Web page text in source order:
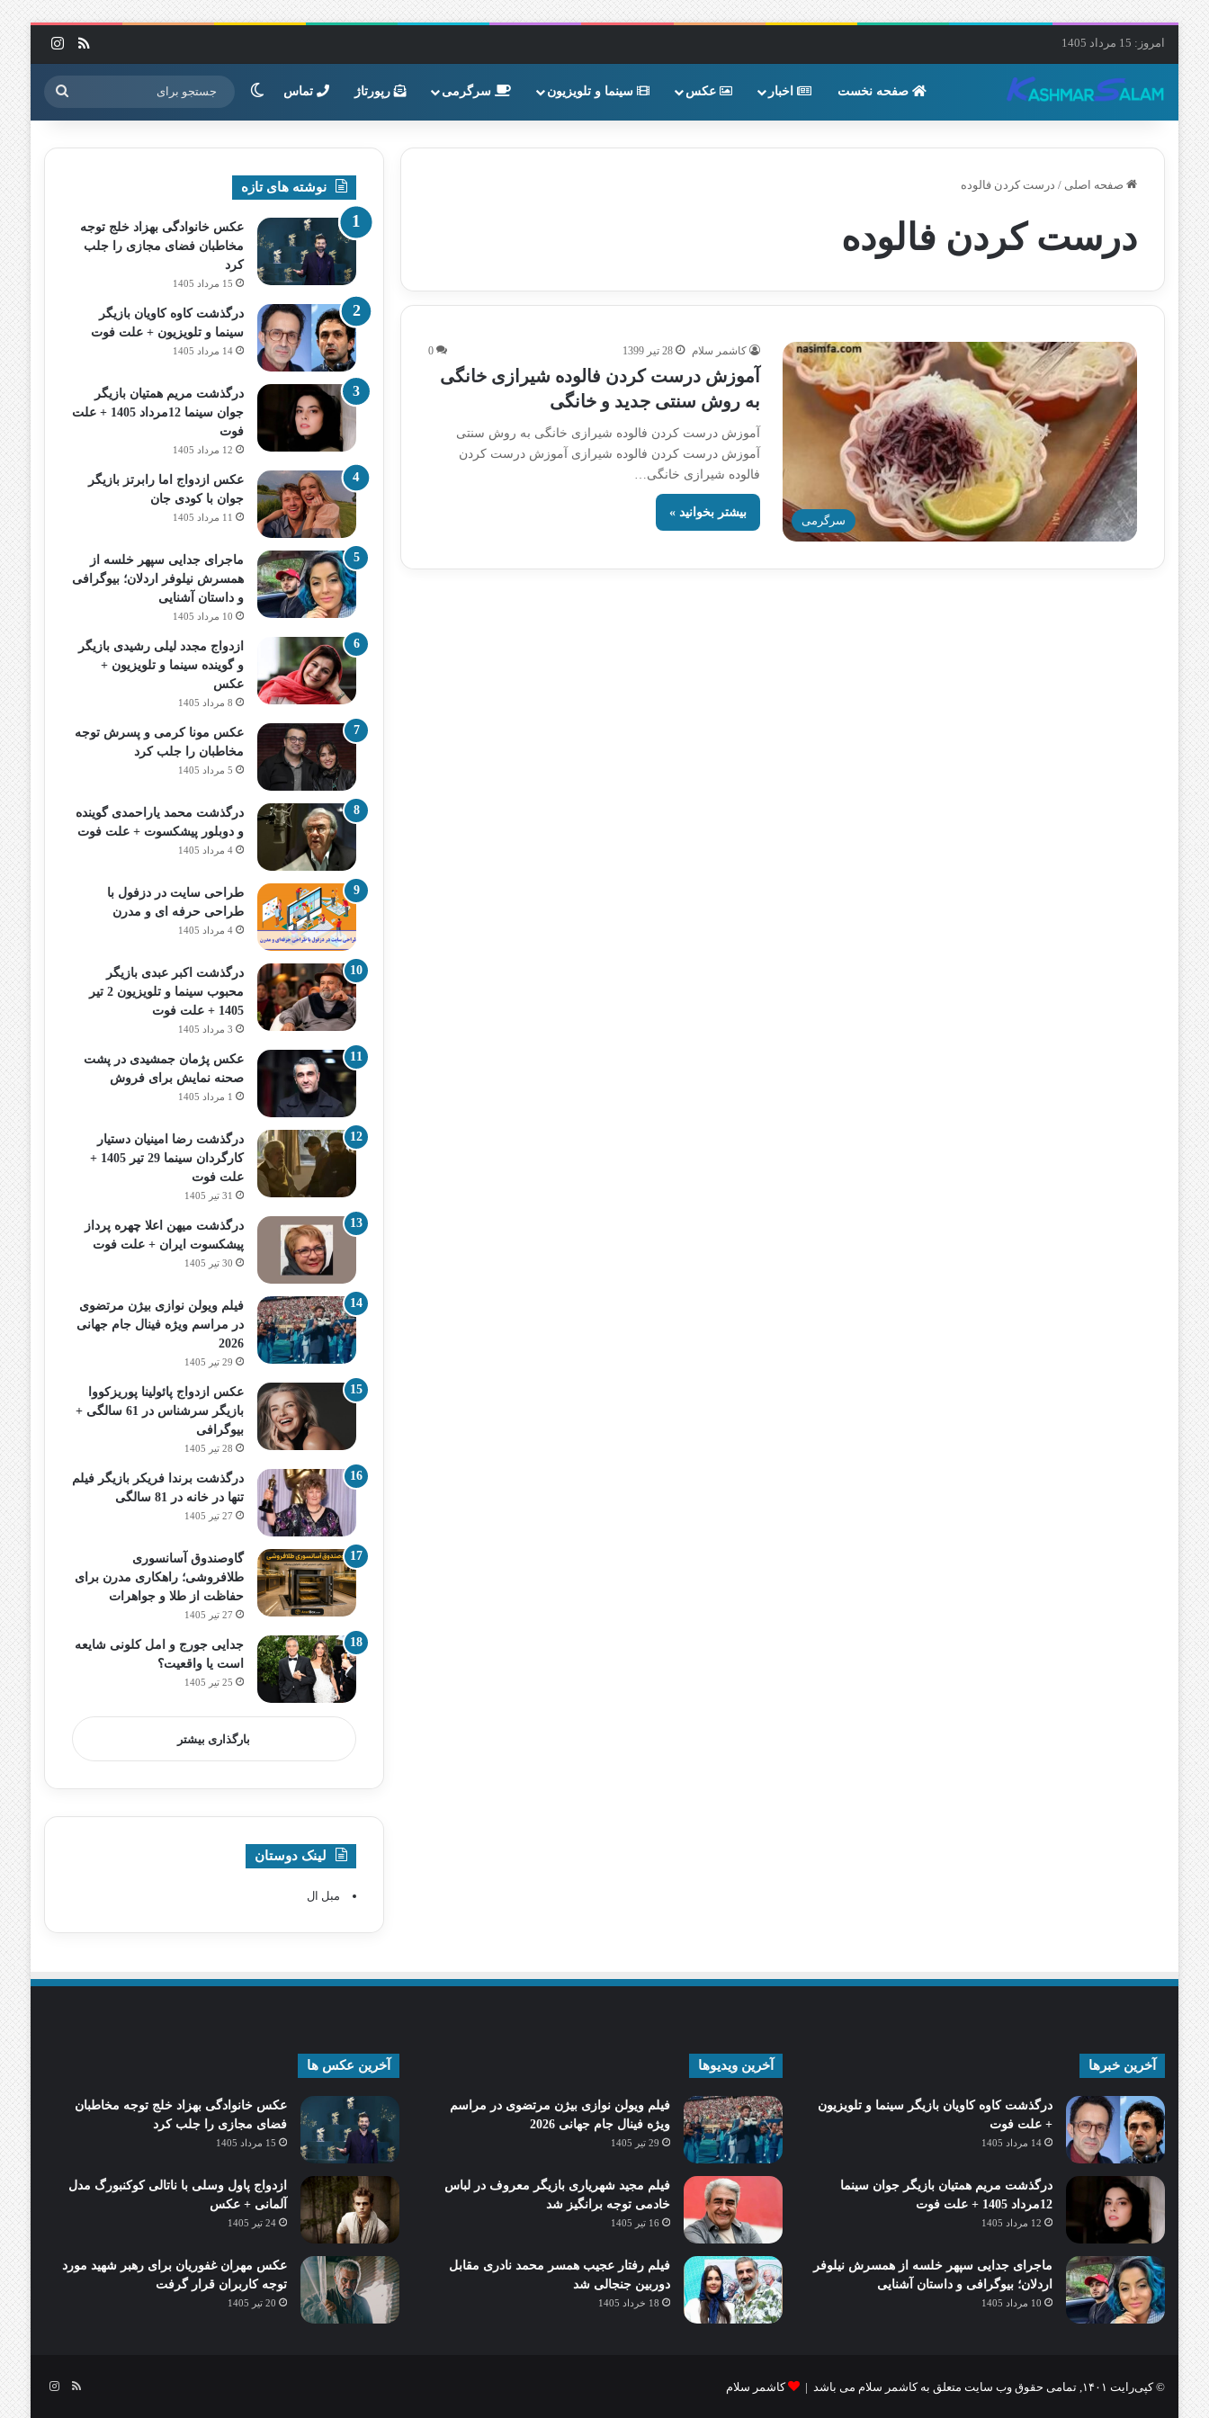
امروز: 15 مرداد 1405 خوراک
صفحه نخست اخبار عکس سینما و تلویزیون سرگرمی رپورتاژ تماس تغییر پوسته جستجو
برای
صفحه اصلی / درست کردن فالوده
درست کردن فالوده
سرگرمی
کاشمر سلام 28 تیر 1399 0
آموزش درست کردن فالوده شیرازی خانگی
به روش سنتی جدید و خانگی
آموزش درست کردن فالوده شیرازی خانگی به روش سنتی
آموزش درست کردن فالوده شیرازی آموزش درست کردن
فالوده شیرازی خانگی…
بیشتر بخوانید »
نوشته های تازه
عکس خانوادگی بهزاد خلج توجه
مخاطبان فضای مجازی را جلب
کرد
15 مرداد 1405
درگذشت کاوه کاویان بازیگر
سینما و تلویزیون + علت فوت
14 مرداد 1405
درگذشت مریم همتیان بازیگر
جوان سینما 12مرداد 1405 + علت
فوت
12 مرداد 1405
عکس ازدواج اما رابرتز بازیگر
جوان با کودی جان
11 مرداد 1405
ماجرای جدایی سپهر خلسه از
همسرش نیلوفر اردلان؛ بیوگرافی
و داستان آشنایی
10 مرداد 1405
ازدواج مجدد لیلی رشیدی بازیگر
و گوینده سینما و تلویزیون +
عکس
8 مرداد 1405
عکس مونا کرمی و پسرش توجه
مخاطبان را جلب کرد
5 مرداد 1405
درگذشت محمد یاراحمدی گوینده
و دوبلور پیشکسوت + علت فوت
4 مرداد 1405
طراحی سایت در دزفول با
طراحی حرفه‌ ای و مدرن
4 مرداد 1405
درگذشت اکبر عبدی بازیگر
محبوب سینما و تلویزیون 2 تیر
1405 + علت فوت
3 مرداد 1405
عکس پژمان جمشیدی در پشت
صحنه نمایش برای فروش
1 مرداد 1405
درگذشت رضا امینیان دستیار
کارگردان سینما 29 تیر 1405 +
علت فوت
31 تیر 1405
درگذشت میهن اعلا چهره پرداز
پیشکسوت ایران + علت فوت
30 تیر 1405
فیلم ویولن نوازی بیژن مرتضوی
در مراسم ویژه فینال جام جهانی
2026
29 تیر 1405
عکس ازدواج پائولینا پوریزکووا
بازیگر سرشناس در 61 سالگی +
بیوگرافی
28 تیر 1405
درگذشت برندا فریکر بازیگر فیلم
تنها در خانه در 81 سالگی
27 تیر 1405
گاوصندوق آسانسوری
طلافروشی؛ راهکاری مدرن برای
حفاظت از طلا و جواهرات
27 تیر 1405
جدایی جورج و امل کلونی شایعه
است یا واقعیت؟
25 تیر 1405
بارگذاری بیشتر
لینک دوستان
مبل ال
آخرین خبرها
درگذشت کاوه کاویان بازیگر سینما و تلویزیون
+ علت فوت
14 مرداد 1405
درگذشت مریم همتیان بازیگر جوان سینما
12مرداد 1405 + علت فوت
12 مرداد 1405
ماجرای جدایی سپهر خلسه از همسرش نیلوفر
اردلان؛ بیوگرافی و داستان آشنایی
10 مرداد 1405
آخرین ویدیوها
فیلم ویولن نوازی بیژن مرتضوی در مراسم
ویژه فینال جام جهانی 2026
29 تیر 1405
فیلم مجید شهریاری بازیگر معروف در لباس
خادمی توجه برانگیز شد
16 تیر 1405
فیلم رفتار عجیب همسر محمد نادری مقابل
دوربین جنجالی شد
18 خرداد 1405
آخرین عکس ها
عکس خانوادگی بهزاد خلج توجه مخاطبان
فضای مجازی را جلب کرد
15 مرداد 1405
ازدواج پاول وسلی با ناتالی کوکنبورگ مدل
آلمانی + عکس
24 تیر 1405
عکس مهران غفوریان برای رهبر شهید مورد
توجه کاربران قرار گرفت
20 تیر 1405
© کپی‌رایت ۱۴۰۱, تمامی حقوق وب سایت متعلق به کاشمر سلام می باشد | کاشمر سلام خوراکاینستاگرام